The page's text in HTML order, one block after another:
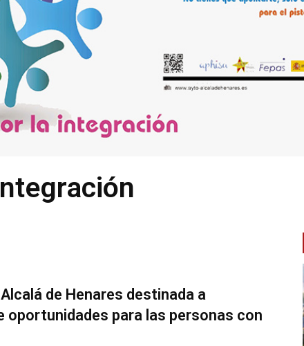
de Henares destinada a
oportunidades para las personas con